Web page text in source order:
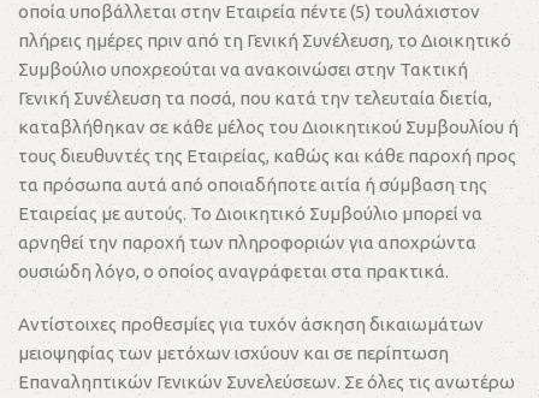
οποία υποβάλλεται στην Εταιρεία πέντε (5) τουλάχιστον
πλήρεις ημέρες πριν από τη Γενική Συνέλευση, το Διοικητικό
Συμβούλιο υποχρεούται να ανακοινώσει στην Τακτική
Γενική Συνέλευση τα ποσά, που κατά την τελευταία διετία,
καταβλήθηκαν σε κάθε μέλος του Διοικητικού Συμβουλίου ή
τους διευθυντές της Εταιρείας, καθώς και κάθε παροχή προς
τα πρόσωπα αυτά από οποιαδήποτε αιτία ή σύμβαση της
Εταιρείας με αυτούς. Το Διοικητικό Συμβούλιο μπορεί να
αρνηθεί την παροχή των πληροφοριών για αποχρώντα
ουσιώδη λόγο, ο οποίος αναγράφεται στα πρακτικά.
Αντίστοιχες προθεσμίες για τυχόν άσκηση δικαιωμάτων
μειοψηφίας των μετόχων ισχύουν και σε περίπτωση
Επαναληπτικών Γενικών Συνελεύσεων. Σε όλες τις ανωτέρω